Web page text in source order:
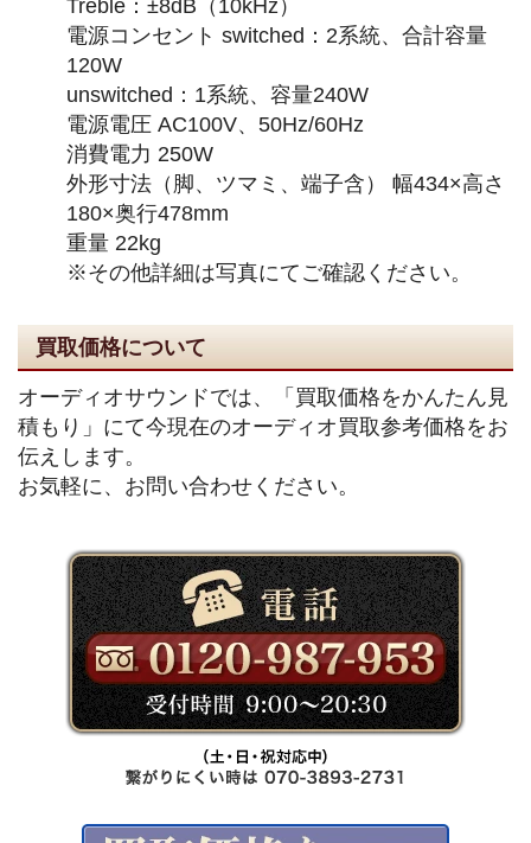
Treble：±8dB（10kHz）
電源コンセント switched：2系統、合計容量
120W
unswitched：1系統、容量240W
電源電圧 AC100V、50Hz/60Hz
消費電力 250W
外形寸法（脚、ツマミ、端子含） 幅434×高さ
180×奥行478mm
重量 22kg
※その他詳細は写真にてご確認ください。
買取価格について
オーディオサウンドでは、「買取価格をかんたん見
積もり」にて今現在のオーディオ買取参考価格をお
伝えします。
お気軽に、お問い合わせください。